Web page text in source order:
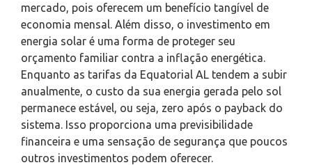
mercado, pois oferecem um benefício tangível de
economia mensal. Além disso, o investimento em
energia solar é uma forma de proteger seu
orçamento familiar contra a inflação energética.
Enquanto as tarifas da Equatorial AL tendem a subir
anualmente, o custo da sua energia gerada pelo sol
permanece estável, ou seja, zero após o payback do
sistema. Isso proporciona uma previsibilidade
financeira e uma sensação de segurança que poucos
outros investimentos podem oferecer.